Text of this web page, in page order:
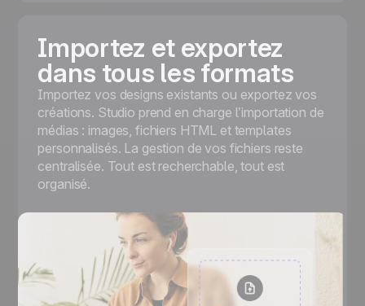
Importez et exportez
dans tous les formats
Importez vos designs existants ou exportez vos
créations. Studio prend en charge l’importation de
médias : images, fichiers HTML et templates
personnalisés. La gestion de vos fichiers reste
centralisée. Tout est recherchable, tout est
organisé.